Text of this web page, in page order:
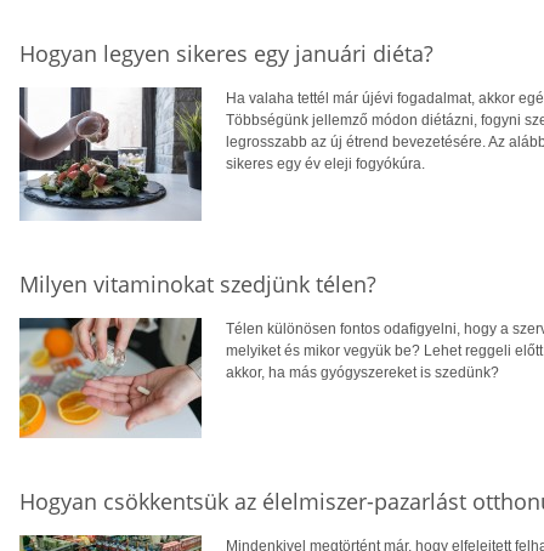
Hogyan legyen sikeres egy januári diéta?
Ha valaha tettél már újévi fogadalmat, akkor
Többségünk jellemző módon diétázni, fogyni
legrosszabb az új étrend bevezetésére. Az
sikeres egy év eleji fogyókúra.
Milyen vitaminokat szedjünk télen?
Télen különösen fontos odafigyelni, hogy a
melyiket és mikor vegyük be? Lehet reggeli
akkor, ha más gyógyszereket is szedünk?
Hogyan csökkentsük az élelmiszer-pazarlást
Mindenkivel megtörtént már, hogy elfelejtett